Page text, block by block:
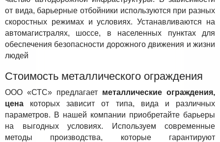
от вида, барьерные отбойники используются при разных
скоростных режимах и условиях. Устанавливаются на
автомагистралях, шоссе, в населенных пунктах для
обеспечения безопасности дорожного движения и жизни
людей
Стоимость металлического ограждения
ООО «СТС» предлагает металлические ограждения,
цена которых зависит от типа, вида и различных
параметров. В нашей компании приобретайте барьеры
на выгодных условиях. Используем современные
методы производства, которые гарантируют